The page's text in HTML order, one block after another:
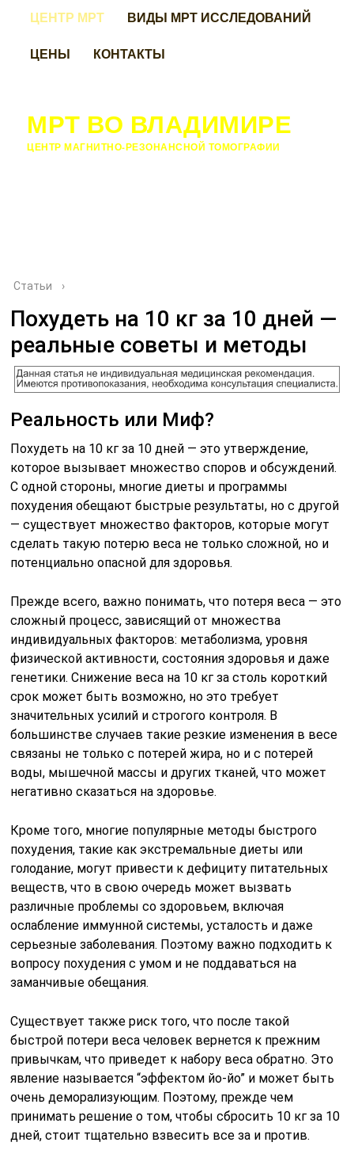
ЦЕНТР МРТ
ВИДЫ МРТ ИССЛЕДОВАНИЙ
ЦЕНЫ
КОНТАКТЫ
МРТ ВО ВЛАДИМИРЕ
ЦЕНТР МАГНИТНО-РЕЗОНАНСНОЙ ТОМОГРАФИИ
Статьи ›
Похудеть на 10 кг за 10 дней —
реальные советы и методы
Реальность или Миф?
Похудеть на 10 кг за 10 дней — это утверждение,
которое вызывает множество споров и обсуждений.
С одной стороны, многие диеты и программы
похудения обещают быстрые результаты, но с другой
— существует множество факторов, которые могут
сделать такую потерю веса не только сложной, но и
потенциально опасной для здоровья.
Прежде всего, важно понимать, что потеря веса — это
сложный процесс, зависящий от множества
индивидуальных факторов: метаболизма, уровня
физической активности, состояния здоровья и даже
генетики. Снижение веса на 10 кг за столь короткий
срок может быть возможно, но это требует
значительных усилий и строгого контроля. В
большинстве случаев такие резкие изменения в весе
связаны не только с потерей жира, но и с потерей
воды, мышечной массы и других тканей, что может
негативно сказаться на здоровье.
Кроме того, многие популярные методы быстрого
похудения, такие как экстремальные диеты или
голодание, могут привести к дефициту питательных
веществ, что в свою очередь может вызвать
различные проблемы со здоровьем, включая
ослабление иммунной системы, усталость и даже
серьезные заболевания. Поэтому важно подходить к
вопросу похудения с умом и не поддаваться на
заманчивые обещания.
Существует также риск того, что после такой
быстрой потери веса человек вернется к прежним
привычкам, что приведет к набору веса обратно. Это
явление называется “эффектом йо-йо” и может быть
очень деморализующим. Поэтому, прежде чем
принимать решение о том, чтобы сбросить 10 кг за 10
дней, стоит тщательно взвесить все за и против.